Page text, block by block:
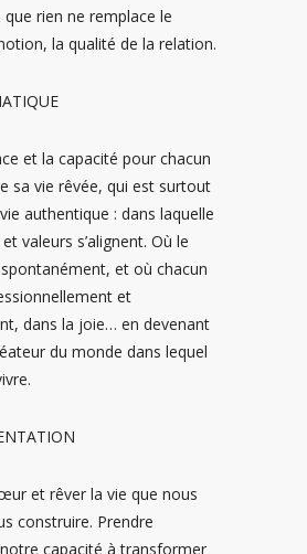
que rien ne remplace le
la qualité de la relation.
et la capacité pour chacun
sa vie rêvée, qui est surtout
authentique : dans laquelle
valeurs s’alignent. Où le
et où chacun
et
dans la joie… en devenant
du monde dans lequel
et rêver la vie que nous
construire. Prendre
capacité à transformer